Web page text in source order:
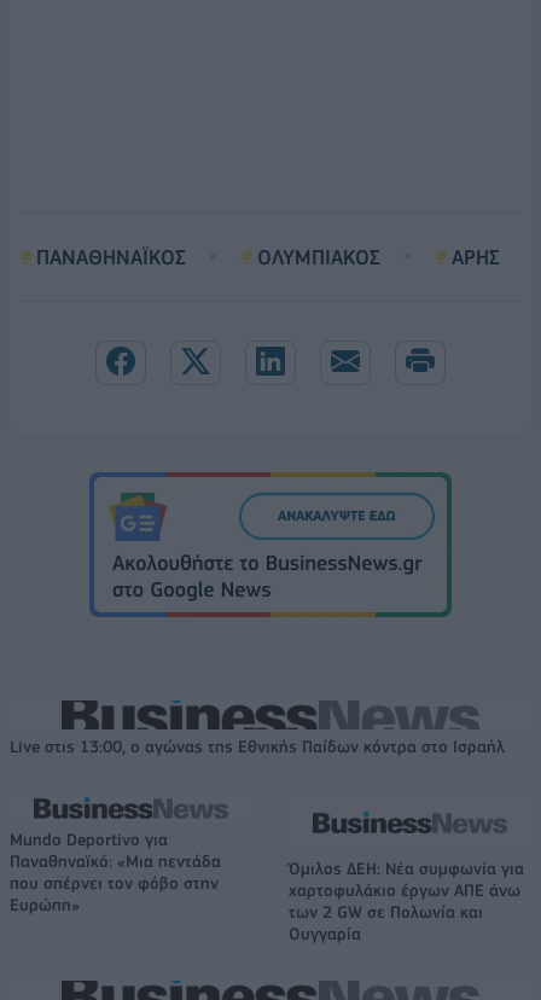
ΠΑΝΑΘΗΝΑΪΚΟΣ ΟΛΥΜΠΙΑΚΟΣ ΑΡΗΣ
Live στις 13:00, ο αγώνας της Εθνικής Παίδων κόντρα στο Ισραήλ
Mundo Deportivo για
Παναθηναϊκό: «Μια πεντάδα
που σπέρνει τον φόβο στην
Ευρώπη»
Όμιλος ΔΕΗ: Νέα συμφωνία για
χαρτοφυλάκιο έργων ΑΠΕ άνω
των 2 GW σε Πολωνία και
Ουγγαρία